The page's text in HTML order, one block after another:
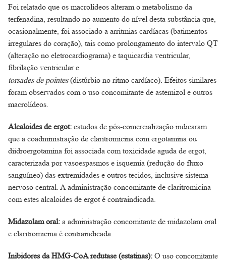
Foi relatado que os macrolídeos alteram o metabolismo da
terfenadina, resultando no aumento do nível desta substância que,
ocasionalmente, foi associado a arritmias cardíacas (batimentos
irregulares do coração), tais como prolongamento do intervalo QT
(alteração no eletrocardiograma) e taquicardia ventricular,
fibrilação ventricular e
torsades de pointes(distúrbio no ritmo cardíaco). Efeitos similares
foram observados com o uso concomitante de astemizol e outros
macrolídeos.
Alcaloides de ergot: estudos de pós-comercialização indicaram
que a coadministração de claritromicina com ergotamina ou
diidroergotamina foi associada com toxicidade aguda de ergot,
caracterizada por vasoespasmos e isquemia (redução do fluxo
sanguíneo) das extremidades e outros tecidos, inclusive sistema
nervoso central. A administração concomitante de claritromicina
com estes alcaloides de ergot é contraindicada.
Midazolam oral: a administração concomitante de midazolam oral
e claritromicina é contraindicada.
Inibidores da HMG-CoA redutase (estatinas): O uso concomitante